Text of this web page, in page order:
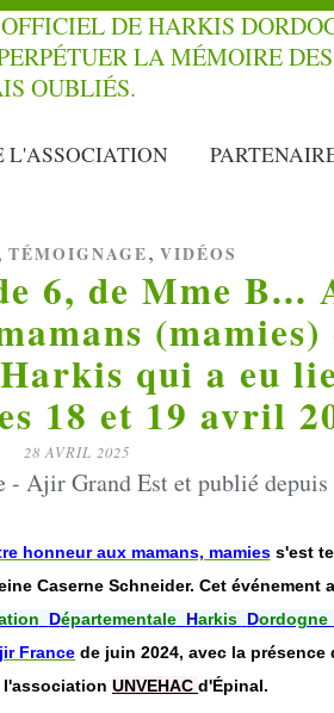
L'ASSOCIATION
TÉMOIGNAGE, VIDÉOS
6, de Mme B...
(mamies)
qui a eu
18 et 19 avril
28 AVRIL 2025
- Ajir Grand Est et publié
honneur aux mamans, mamiess'est
Caserne Schneider. Cet événement
n Départementale Harkis Dordogne
France de juin 2024, avec la présence
l'association UNVEHAC d'Épinal.